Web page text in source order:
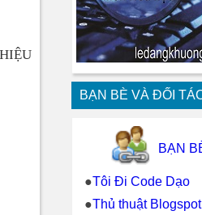
BẠN BÈ VÀ ĐỐI
BẠN
●Tôi Đi Code Dạo
●Thủ thuật Blogspot